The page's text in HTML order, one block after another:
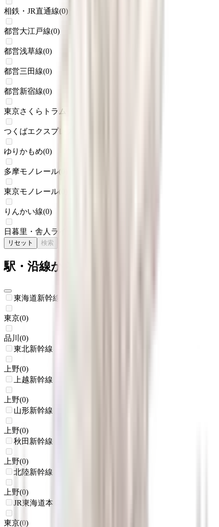
相鉄・JR直通線(0)
都営大江戸線(0)
都営浅草線(0)
都営三田線(0)
都営新宿線(0)
東京さくらトラム（都電荒川線）
つくばエクスプレス
ゆりかもめ(0)
多摩モノレール(
東京モノレール(
りんかい線(0)
日暮里・舎人ライナー
リセット 検索
駅・沿線からさがす
東海道新幹線
東京(0)
品川 (0)
東北新幹線
上野(0)
上越新幹線
上野(0)
山形新幹線
上野(0)
秋田新幹線
上野(0)
北陸新幹線
上野(0)
JR東海道本線(東京～熱海)
東京(0)